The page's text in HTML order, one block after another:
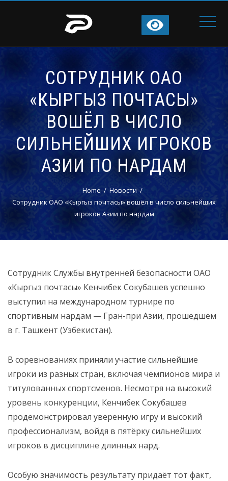
СОТРУДНИК ОАО
«КЫРГЫЗ ПОЧТАСЫ»
ВОШЁЛ В ЧИСЛО
СИЛЬНЕЙШИХ ИГРОКОВ
АЗИИ ПО НАРДАМ
Home
Новости
Сотрудник ОАО «Кыргыз почтасы» вошёл в число сильнейших
игроков Азии по нардам
Сотрудник Службы внутренней безопасности ОАО
«Кыргыз почтасы» Кенчибек Сокубашев успешно
выступил на международном турнире по
спортивным нардам — Гран-при Азии, прошедшем
в г. Ташкент (Узбекистан).
В соревнованиях приняли участие сильнейшие
игроки из разных стран, включая чемпионов мира и
титулованных спортсменов. Несмотря на высокий
уровень конкуренции, Кенчибек Сокубашев
продемонстрировал уверенную игру и высокий
профессионализм, войдя в пятёрку сильнейших
игроков в дисциплине длинных нард.
Особую значимость результату придаёт тот факт,